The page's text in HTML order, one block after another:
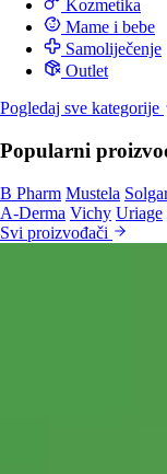
Kozmetika
Mame i bebe
Samoliječenje
Outlet
Pogledaj sve kategorije
Popularni
B Pharm Mustela
A-Derma Vichy Uriage
Svi proizvođači